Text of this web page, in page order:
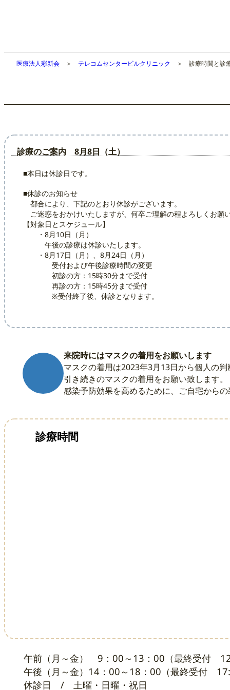
キ
医療法人彩新会 ＞ テレコムセンタービルクリニック ＞ 診療時間と診
診療のご案内 8月8日（土）
■本日は休診日です。
■休診のお知らせ
都合により、下記のとおり休診がございます。
ご迷惑をおかけいたしますが、何卒ご理解の程よろしくお願
【対象日とスケジュール】
・8月10日（月）
午後の診療は休診いたします。
・8月17日（月）、8月24日（月）
受付および午後診療時間の変更
初診の方：15時30分まで受付
再診の方：15時45分まで受付
※受付終了後、休診となります。
来院時にはマスクの着用をお願いします
マスクの着用は2023年3月13日から個人の
引き続きのマスクの着用をお願い致します。
感染予防効果を高めるために、ご自宅から
診療時間
午前（月～金） 9：00～13：00（最終受付
午後（月～金）14：00～18：00（最終受付
休診日 / 土曜・日曜・祝日